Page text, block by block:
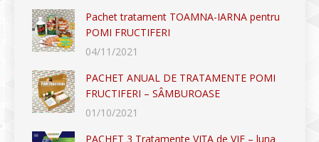
Pachet tratament TOAMNA-IARNA pentru
POMI FRUCTIFERI
04/11/2021
PACHET ANUAL DE TRATAMENTE POMI
FRUCTIFERI – SÂMBUROASE
01/10/2021
PACHET 3 Tratamente VIȚA de VIE – luna